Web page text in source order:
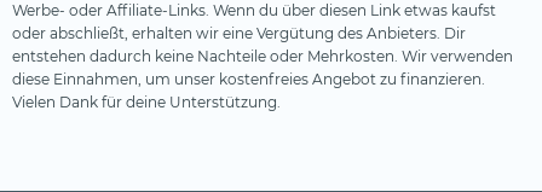
Werbe- oder Affiliate-Links. Wenn du über diesen Link etwas kaufst
oder abschließt, erhalten wir eine Vergütung des Anbieters. Dir
entstehen dadurch keine Nachteile oder Mehrkosten. Wir verwenden
diese Einnahmen, um unser kostenfreies Angebot zu finanzieren.
Vielen Dank für deine Unterstützung.